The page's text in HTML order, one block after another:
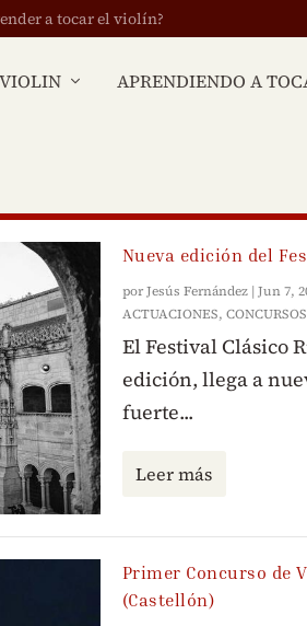
a tocar el violín?
APRENDIENDO A
Nueva edición del
porJesús Fernández| Jun 7,
ACTUACIONES, CONCURSOS
El Festival Clásico
edición, llega a
fuerte...
Leer más
Primer Concurso de
(Castellón)